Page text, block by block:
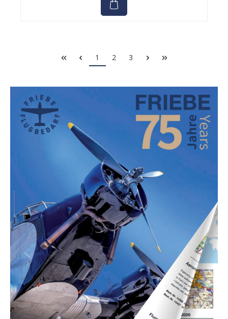
1 2 3